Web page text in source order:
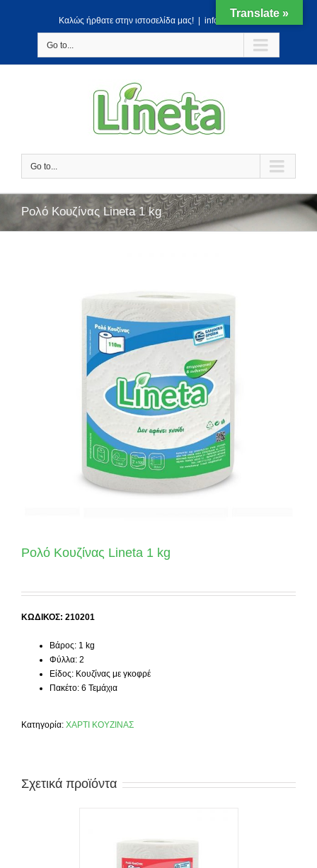
Kαλώς ήρθατε στην ιστοσελίδα μας! info@lineta.gr
Go to...
Go to...
Ρολό Κουζίνας Lineta 1 kg
Ρολό Κουζίνας Lineta 1 kg
ΚΩΔΙΚΟΣ: 210201
Βάρος: 1 kg
Φύλλα: 2
Είδος: Κουζίνας με γκοφρέ
Πακέτο: 6 Τεμάχια
Κατηγορία: ΧΑΡΤΙ ΚΟΥΖΙΝΑΣ
Σχετικά προϊόντα
Translate »